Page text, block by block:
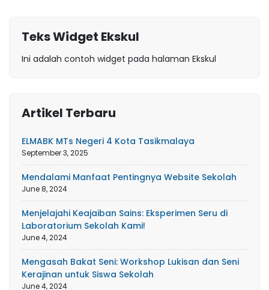
Teks Widget Ekskul
Ini adalah contoh widget pada halaman Ekskul
Artikel Terbaru
ELMABK MTs Negeri 4 Kota Tasikmalaya
September 3, 2025
Mendalami Manfaat Pentingnya Website Sekolah
June 8, 2024
Menjelajahi Keajaiban Sains: Eksperimen Seru di
Laboratorium Sekolah Kami!
June 4, 2024
Mengasah Bakat Seni: Workshop Lukisan dan Seni
Kerajinan untuk Siswa Sekolah
June 4, 2024